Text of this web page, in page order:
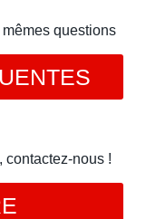
questions
contactez-nous !